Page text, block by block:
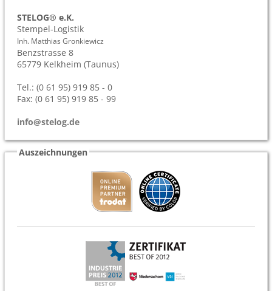
STELOG® e.K.
Stempel-Logistik
Inh. Matthias Gronkiewicz
Benzstrasse 8
65779 Kelkheim (Taunus)
Tel.: (0 61 95) 919 85 - 0
Fax: (0 61 95) 919 85 - 99
info@stelog.de
Auszeichnungen